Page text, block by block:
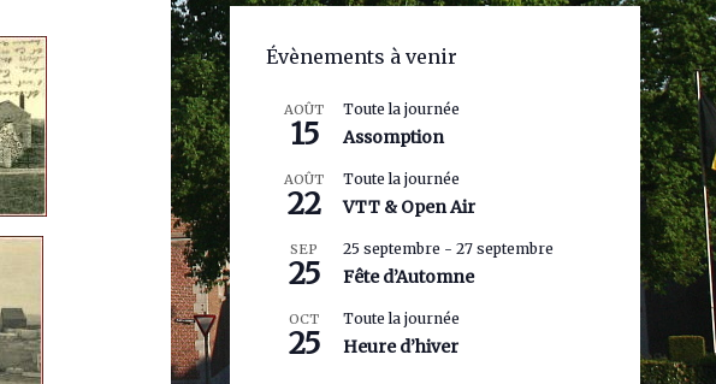
Évènements à venir
AOÛT
15
Toute la journée
Assomption
AOÛT
22
Toute la journée
VTT & Open Air
SEP
25
25 septembre - 27 septembre
Fête d’Automne
OCT
25
Toute la journée
Heure d’hiver